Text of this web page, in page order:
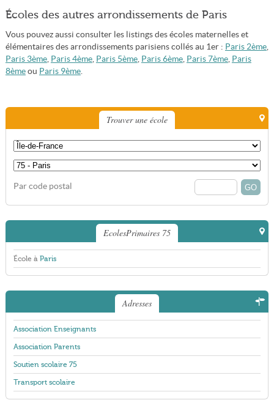
Écoles des autres arrondissements de Paris
Vous pouvez aussi consulter les listings des écoles maternelles et
élémentaires des arrondissements parisiens collés au 1er : Paris 2ème,
Paris 3ème, Paris 4ème, Paris 5ème, Paris 6ème, Paris 7ème, Paris
8èmeou Paris 9ème.
Trouver une école
Par code postal
EcolesPrimaires 75
École à Paris
Adresses
Association Enseignants
Association Parents
Soutien scolaire 75
Transport scolaire